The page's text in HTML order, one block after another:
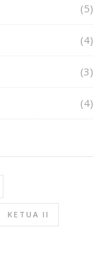
(5)
(4)
(3)
(4)
KETUA II